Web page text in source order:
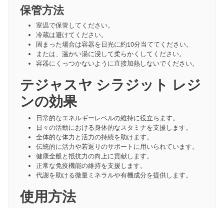
保管方法
室温で保管してください。
冷蔵は避けてください。
固まった場合は容器を日光に約10分当ててください。
または、温かい湯に浸して柔らかくしてください。
容器にくっつかないように直接加熱しないでください。
テジャスヤ シラジット レジ
ンの効果
日常的なエネルギーレベルの維持に役立ちます。
日々の活動における身体的なスタミナを支援します。
全体的な体力と活力の持続を助けます。
伝統的に活力や若返りのサポートに用いられています。
健康全般と抵抗力の向上に貢献します。
正常な免疫機能の維持を支援します。
代謝を助ける微量ミネラルや有機成分を提供します。
使用方法